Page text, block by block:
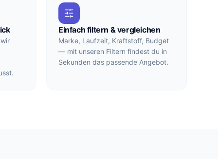
Einfach filtern & vergleichen
Marke, Laufzeit, Kraftstoff, Budget
— mit unseren Filtern findest du in
Sekunden das passende Angebot.